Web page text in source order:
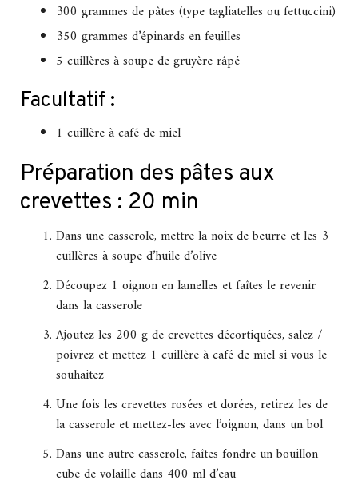
300 grammes de pâtes (type tagliatelles ou fettuccini)
350 grammes d’épinards en feuilles
5 cuillères à soupe de gruyère râpé
Facultatif :
1 cuillère à café de miel
Préparation des pâtes aux
crevettes : 20 min
Dans une casserole, mettre la noix de beurre et les 3
cuillères à soupe d’huile d’olive
Découpez 1 oignon en lamelles et faîtes le revenir
dans la casserole
Ajoutez les 200 g de crevettes décortiquées, salez /
poivrez et mettez 1 cuillère à café de miel si vous le
souhaitez
Une fois les crevettes rosées et dorées, retirez les de
la casserole et mettez-les avec l’oignon, dans un bol
Dans une autre casserole, faîtes fondre un bouillon
cube de volaille dans 400 ml d’eau